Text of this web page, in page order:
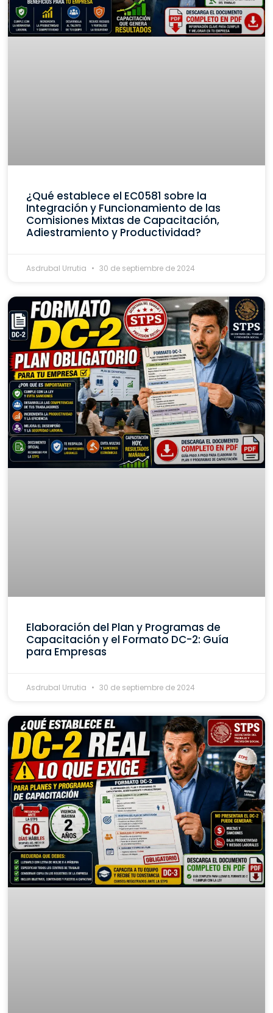
¿Qué establece el EC0581 sobre la
Integración y Funcionamiento de las
Comisiones Mixtas de Capacitación,
Adiestramiento y Productividad?
Asdrubal Urrutia 30 de septiembre de 2024
Elaboración del Plan y Programas de
Capacitación y el Formato DC-2: Guía
para Empresas
Asdrubal Urrutia 30 de septiembre de 2024